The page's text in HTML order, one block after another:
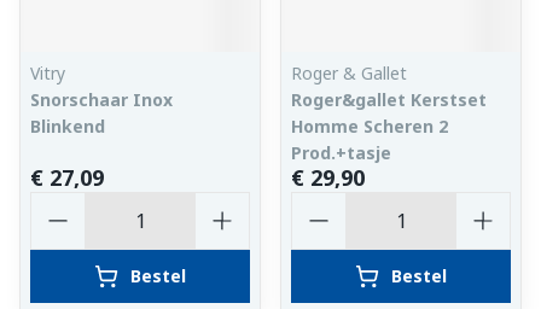
Vitry
Snorschaar Inox
Blinkend
€ 27,09
Bestel
Roger & Gallet
Roger&gallet Kerstset
Homme Scheren 2
Prod.+tasje
€ 29,90
Bestel